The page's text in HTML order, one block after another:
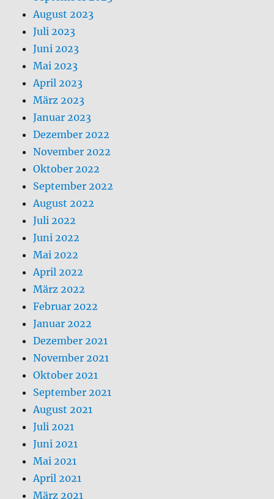
April 2023
März 2023
Januar 2023
Dezember 2022
November 2022
Oktober 2022
September 2022
August 2022
Juli 2022
Juni 2022
Mai 2022
April 2022
März 2022
Februar 2022
Januar 2022
Dezember 2021
November 2021
Oktober 2021
September 2021
August 2021
Juli 2021
Juni 2021
Mai 2021
April 2021
März 2021
Januar 2021
Dezember 2020
November 2020
Oktober 2020